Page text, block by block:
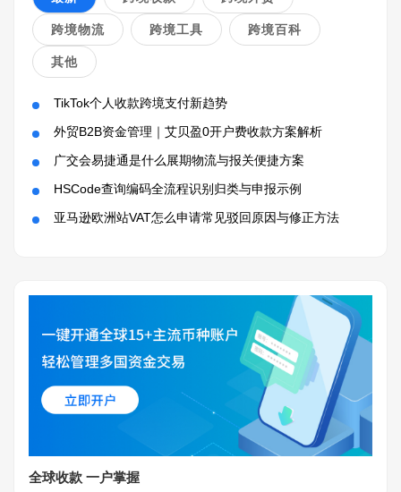
跨境物流 跨境工具 跨境百科
其他
TikTok个人收款跨境支付新趋势
外贸B2B资金管理｜艾贝盈0开户费收款方案解析
广交会易捷通是什么展期物流与报关便捷方案
HSCode查询编码全流程识别归类与申报示例
亚马逊欧洲站VAT怎么申请常见驳回原因与修正方法
全球收款 一户掌握